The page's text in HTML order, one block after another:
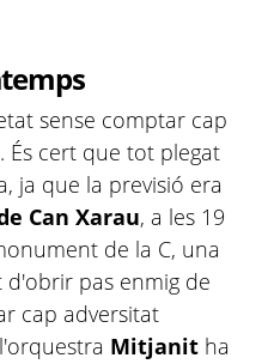
sense comptar cap
És cert que tot plegat
ja que la previsió era
Can Xarau, a les 19
de la C, una
d'obrir pas enmig de
cap adversitat
Mitjanit ha